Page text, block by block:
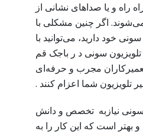
راه و یا صداهای نشانی از
اگر چنین مشکلی با
خود دارید، می‌توانید با
تلویزیون سونی د ر باجک قم
مجرب و حرفه‌ای
تلویزیون شما اعزام کنند .
سونی نیازبه تخصص و دانش
و بهتر است که این کار را به